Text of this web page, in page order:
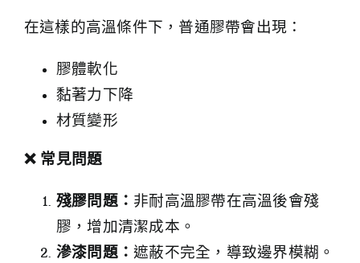
在這樣的高溫條件下，普通膠帶會出現：
膠體軟化
黏著力下降
材質變形
❌ 常見問題
殘膠問題： 非耐高溫膠帶在高溫後會殘
膠，增加清潔成本。
滲漆問題：遮蔽不完全，導致邊界模糊。